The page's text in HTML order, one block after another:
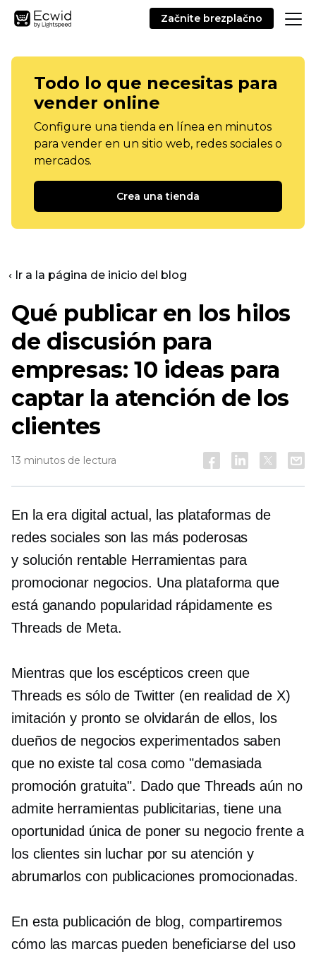
Začnite brezplačno
Todo lo que necesitas para
vender online
Configure una tienda en línea en minutos
para vender en un sitio web, redes sociales o
mercados.
Crea una tienda
‹ Ir a la página de inicio del blog
Qué publicar en los hilos
de discusión para
empresas: 10 ideas para
captar la atención de los
clientes
13 minutos de lectura
En la era digital actual, las plataformas de
redes sociales son las más poderosas
y solución rentable Herramientas para
promocionar negocios. Una plataforma que
está ganando popularidad rápidamente es
Threads de Meta.
Mientras que los escépticos creen que
Threads es sólo de Twitter (en realidad de X)
imitación y pronto se olvidarán de ellos, los
dueños de negocios experimentados saben
que no existe tal cosa como "demasiada
promoción gratuita". Dado que Threads aún no
admite herramientas publicitarias, tiene una
oportunidad única de poner su negocio frente a
los clientes sin luchar por su atención y
abrumarlos con publicaciones promocionadas.
En esta publicación de blog, compartiremos
cómo las marcas pueden beneficiarse del uso